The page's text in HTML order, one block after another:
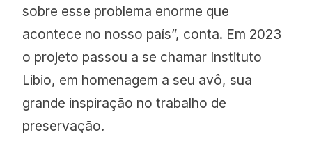
sobre esse problema enorme que
acontece no nosso país”, conta. Em 2023
o projeto passou a se chamar Instituto
Libio, em homenagem a seu avô, sua
grande inspiração no trabalho de
preservação.